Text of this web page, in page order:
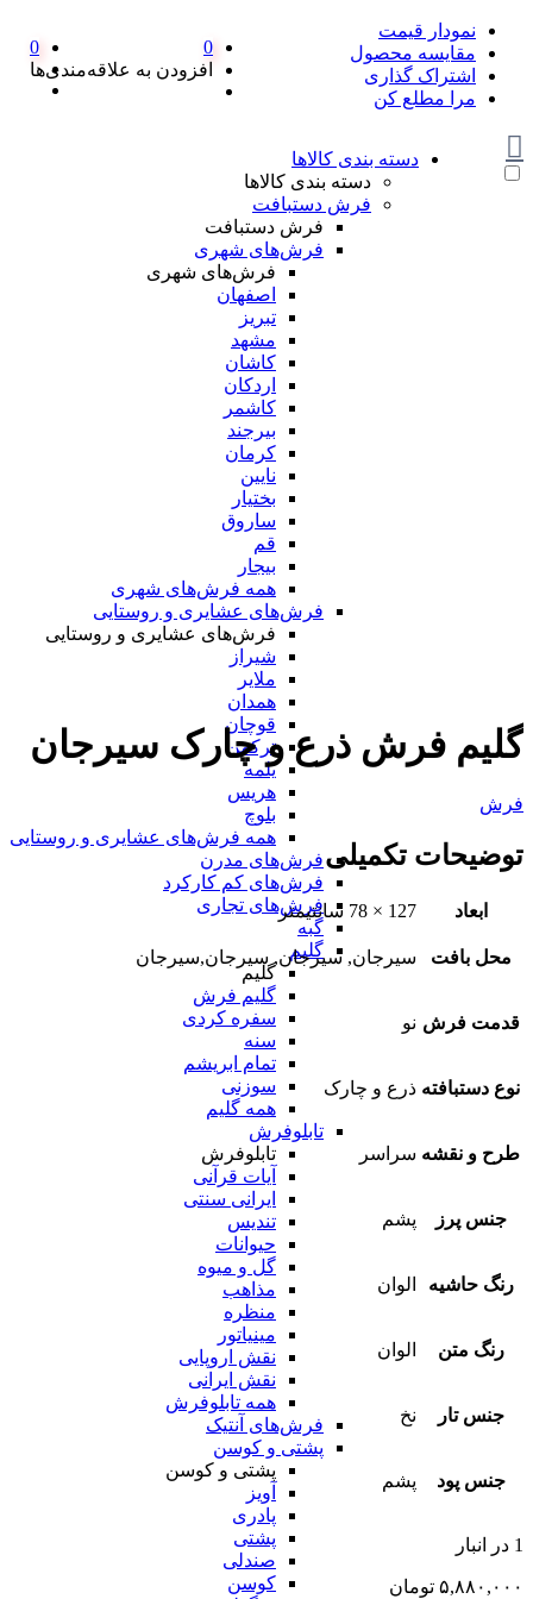
نمودار قیمت
مقایسه محصول
اشتراک گذاری
مرا مطلع کن
0
افزودن به علاقه‌مندی‌ها
0
دسته بندی کالاها
دسته بندی کالاها
فرش دستبافت
فرش دستبافت
فرش‌های شهری
فرش‌های شهری
اصفهان
تبریز
مشهد
کاشان
اردکان
کاشمر
بیرجند
کرمان
نایین
بختیار
ساروق
قم
بیجار
همه فرش‌های شهری
فرش‌های عشایری و روستایی
فرش‌های عشایری و روستایی
شیراز
ملایر
همدان
قوچان
ترکمن
یلمه
هریس
بلوچ
همه فرش‌های عشایری و روستایی
فرش‌های مدرن
فرش‌های کم کارکرد
فرش‌های تجاری
گبه
گلیم
گلیم
گلیم فرش
سفره کردی
سنه
تمام ابریشم
سوزنی
همه گلیم
تابلوفرش
تابلوفرش
آیات قرآنی
ایرانی سنتی
تندیس
حیوانات
گل و میوه
مذاهب
منظره
مینیاتور
نقش اروپایی
نقش ایرانی
همه تابلوفرش
فرش‌های آنتیک
پشتی و کوسن
پشتی و کوسن
آویز
پادری
پشتی
صندلی
کوسن
گلیم فرش ذرع و چارک سیرجان
فرش
توضیحات تکمیلی
ابعاد 127 × 78 سانتیمتر
محل بافت سیرجان, سیرجان, سیرجان,سیرجان
قدمت فرش نو
نوع دستبافته ذرع و چارک
طرح و نقشه سراسر
جنس پرز پشم
رنگ حاشیه الوان
رنگ متن الوان
جنس تار نخ
جنس پود پشم
1 در انبار
۵,۸۸۰,۰۰۰ تومان